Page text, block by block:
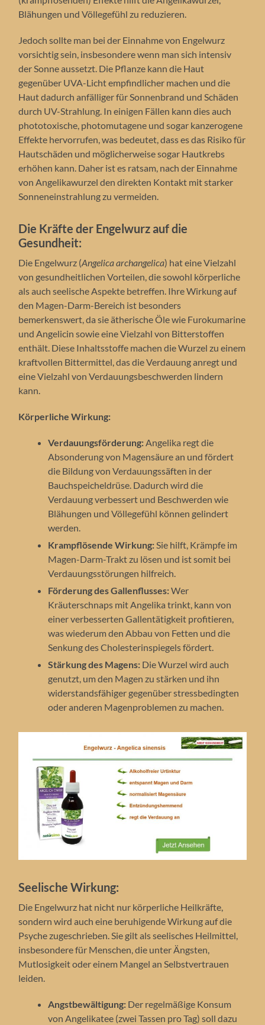
Blähungen und Völlegefühl zu reduzieren.
Jedoch sollte man bei der Einnahme von Engelwurz
vorsichtig sein, insbesondere wenn man sich intensiv
der Sonne aussetzt. Die Pflanze kann die Haut
gegenüber UVA-Licht empfindlicher machen und die
Haut dadurch anfälliger für Sonnenbrand und Schäden
durch UV-Strahlung. In einigen Fällen kann dies auch
phototoxische, photomutagene und sogar kanzerogene
Effekte hervorrufen, was bedeutet, dass es das Risiko für
Hautschäden und möglicherweise sogar Hautkrebs
erhöhen kann. Daher ist es ratsam, nach der Einnahme
von Angelikawurzel den direkten Kontakt mit starker
Sonneneinstrahlung zu vermeiden.
Die Kräfte der Engelwurz auf die
Gesundheit:
Die Engelwurz (Angelica archangelica) hat eine Vielzahl
von gesundheitlichen Vorteilen, die sowohl körperliche
als auch seelische Aspekte betreffen. Ihre Wirkung auf
den Magen-Darm-Bereich ist besonders
bemerkenswert, da sie ätherische Öle wie Furokumarine
und Angelicin sowie eine Vielzahl von Bitterstoffen
enthält. Diese Inhaltsstoffe machen die Wurzel zu einem
kraftvollen Bittermittel, das die Verdauung anregt und
eine Vielzahl von Verdauungsbeschwerden lindern
kann.
Körperliche Wirkung:
Verdauungsförderung:Angelika regt die
Absonderung von Magensäure an und fördert
die Bildung von Verdauungssäften in der
Bauchspeicheldrüse. Dadurch wird die
Verdauung verbessert und Beschwerden wie
Blähungen und Völlegefühl können gelindert
werden.
Krampflösende Wirkung:Sie hilft, Krämpfe im
Magen-Darm-Trakt zu lösen und ist somit bei
Verdauungsstörungen hilfreich.
Förderung des Gallenflusses:Wer
Kräuterschnaps mit Angelika trinkt, kann von
einer verbesserten Gallentätigkeit profitieren,
was wiederum den Abbau von Fetten und die
Senkung des Cholesterinspiegels fördert.
Stärkung des Magens: Die Wurzel wird auch
genutzt, um den Magen zu stärken und ihn
widerstandsfähiger gegenüber stressbedingten
oder anderen Magenproblemen zu machen.
Seelische Wirkung:
Die Engelwurz hat nicht nur körperliche Heilkräfte,
sondern wird auch eine beruhigende Wirkung auf die
Psyche zugeschrieben. Sie gilt als seelisches Heilmittel,
insbesondere für Menschen, die unter Ängsten,
Mutlosigkeit oder einem Mangel an Selbstvertrauen
leiden.
Angstbewältigung: Der regelmäßige Konsum
von Angelikatee (zwei Tassen pro Tag) soll dazu